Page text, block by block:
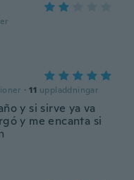
· 11 uppladdningar
y si sirve ya va
y me encanta si